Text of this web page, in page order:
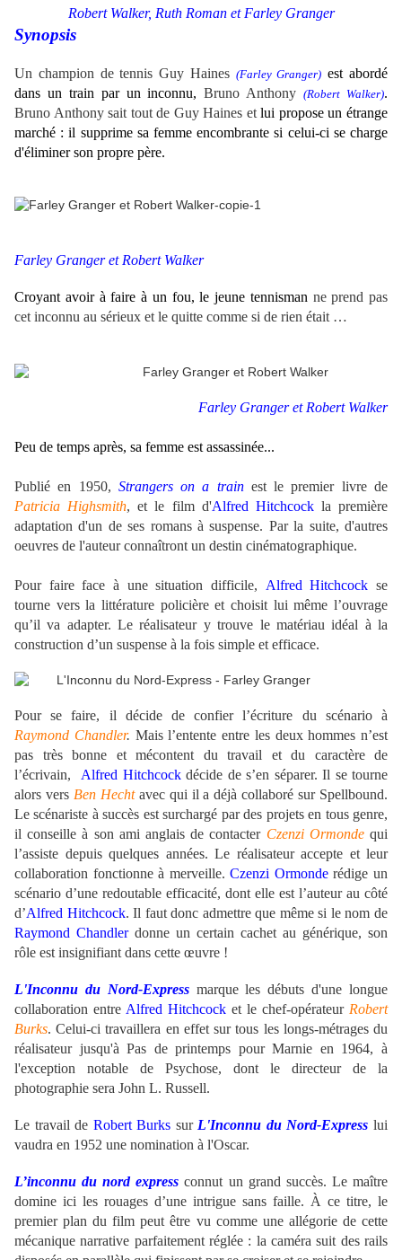
Robert Walker, Ruth Roman et Farley Granger
Synopsis
Un champion de tennis Guy Haines (Farley Granger) est abordé
dans un train par un inconnu, Bruno Anthony(Robert Walker).
Bruno Anthony sait tout de Guy Haines et lui propose un étrange
marché : il supprime sa femme encombrante si celui-ci se charge
d'éliminer son propre père.
Farley Granger et Robert Walker
Croyant avoir à faire à un fou, le jeune tennisman ne prend pas
cet inconnu au sérieux et le quitte comme si de rien était …
Farley Granger et Robert Walker
Peu de temps après, sa femme est assassinée...
Publié en 1950, Strangers on a trainest le premier livre de
Patricia Highsmith, et le film d'Alfred Hitchcockla première
adaptation d'un de ses romans à suspense. Par la suite, d'autres
oeuvres de l'auteur connaîtront un destin cinématographique.
Pour faire face à une situation difficile, Alfred Hitchcock se
tourne vers la littérature policière et choisit lui même l’ouvrage
qu’il va adapter. Le réalisateur y trouve le matériau idéal à la
construction d’un suspense à la fois simple et efficace.
Pour se faire, il décide de confier l’écriture du scénario à
Raymond Chandler. Mais l’entente entre les deux hommes n’est
pas très bonne et mécontent du travail et du caractère de
l’écrivain,
Alfred Hitchcock décide de s’en séparer. Il se tourne
alors vers Ben Hecht avec qui il a déjà collaboré sur Spellbound.
Le scénariste à succès est surchargé par des projets en tous genre,
il conseille à son ami anglais de contacter Czenzi Ormonde qui
l’assiste depuis quelques années. Le réalisateur accepte et leur
collaboration fonctionne à merveille.Czenzi Ormonderédige un
scénario d’une redoutable efficacité, dont elle est l’auteur au côté
d’Alfred Hitchcock. Il faut donc admettre que même si le nom de
Raymond Chandlerdonne un certain cachet au générique, son
rôle est insignifiant dans cette œuvre !
L'Inconnu du Nord-Expressmarque les débuts d'une longue
collaboration entre Alfred Hitchcock et le chef-opérateur Robert
Burks. Celui-ci travaillera en effet sur tous les longs-métrages du
réalisateur jusqu'à Pas de printemps pour Marnie en 1964, à
l'exception notable de Psychose, dont le directeur de la
photographie sera John L. Russell.
Le travail de Robert Burks sur L'Inconnu du Nord-Express lui
vaudra en 1952 une nomination à l'Oscar.
L’inconnu du nord express connut un grand succès. Le maître
domine ici les rouages d’une intrigue sans faille. À ce titre, le
premier plan du film peut être vu comme une allégorie de cette
mécanique narrative parfaitement réglée : la caméra suit des rails